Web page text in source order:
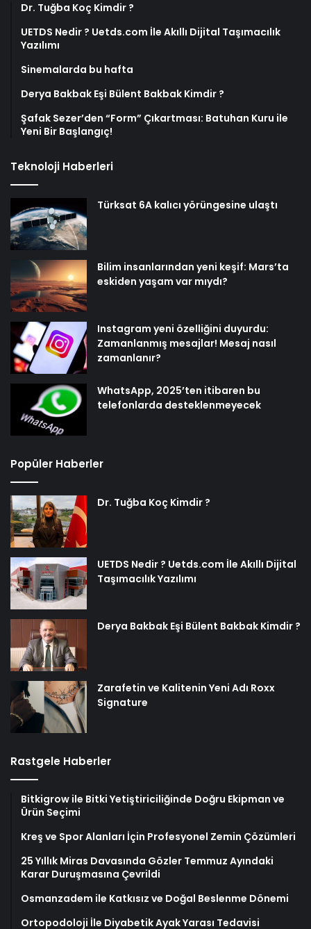
Dr. Tuğba Koç Kimdir ?
UETDS Nedir ? Uetds.com İle Akıllı Dijital Taşımacılık
Yazılımı
Sinemalarda bu hafta
Derya Bakbak Eşi Bülent Bakbak Kimdir ?
Şafak Sezer’den “Form” Çıkartması: Batuhan Kuru ile
Yeni Bir Başlangıç!
Teknoloji Haberleri
Türksat 6A kalıcı yörüngesine ulaştı
Bilim insanlarından yeni keşif: Mars’ta
eskiden yaşam var mıydı?
Instagram yeni özelliğini duyurdu:
Zamanlanmış mesajlar! Mesaj nasıl
zamanlanır?
WhatsApp, 2025’ten itibaren bu
telefonlarda desteklenmeyecek
Popüler Haberler
Dr. Tuğba Koç Kimdir ?
UETDS Nedir ? Uetds.com İle Akıllı Dijital
Taşımacılık Yazılımı
Derya Bakbak Eşi Bülent Bakbak Kimdir ?
Zarafetin ve Kalitenin Yeni Adı Roxx
Signature
Rastgele Haberler
Bitkigrow ile Bitki Yetiştiriciliğinde Doğru Ekipman ve
Ürün Seçimi
Kreş ve Spor Alanları İçin Profesyonel Zemin Çözümleri
25 Yıllık Miras Davasında Gözler Temmuz Ayındaki
Karar Duruşmasına Çevrildi
Osmanzadem ile Katkısız ve Doğal Beslenme Dönemi
Ortopodoloji İle Diyabetik Ayak Yarası Tedavisi